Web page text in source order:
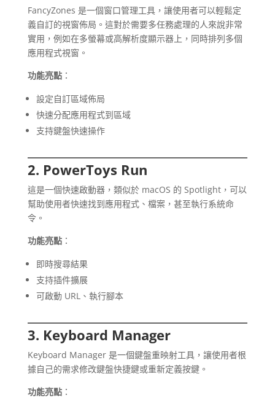
FancyZones 是一個窗口管理工具，讓使用者可以輕鬆定
義自訂的視窗佈局。這對於需要多任務處理的人來說非常
實用，例如在多螢幕或高解析度顯示器上，同時排列多個
應用程式視窗。
功能亮點：
設定自訂區域佈局
快速分配應用程式到區域
支持鍵盤快速操作
2. PowerToys Run
這是一個快速啟動器，類似於 macOS 的 Spotlight，可以
幫助使用者快速找到應用程式、檔案，甚至執行系統命
令。
功能亮點：
即時搜尋結果
支持插件擴展
可啟動 URL、執行腳本
3. Keyboard Manager
Keyboard Manager 是一個鍵盤重映射工具，讓使用者根
據自己的需求修改鍵盤快捷鍵或重新定義按鍵。
功能亮點：